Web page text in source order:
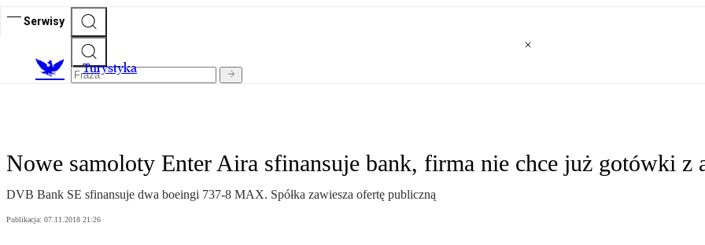
Serwisy
Turystyka
Nowe samoloty Enter Aira sfinansuje bank, firma nie chce już gotówki z
DVB Bank SE sfinansuje dwa boeingi 737-8 MAX. Spółka zawiesza ofertę publiczną
Publikacja: 07.11.2018 21:26